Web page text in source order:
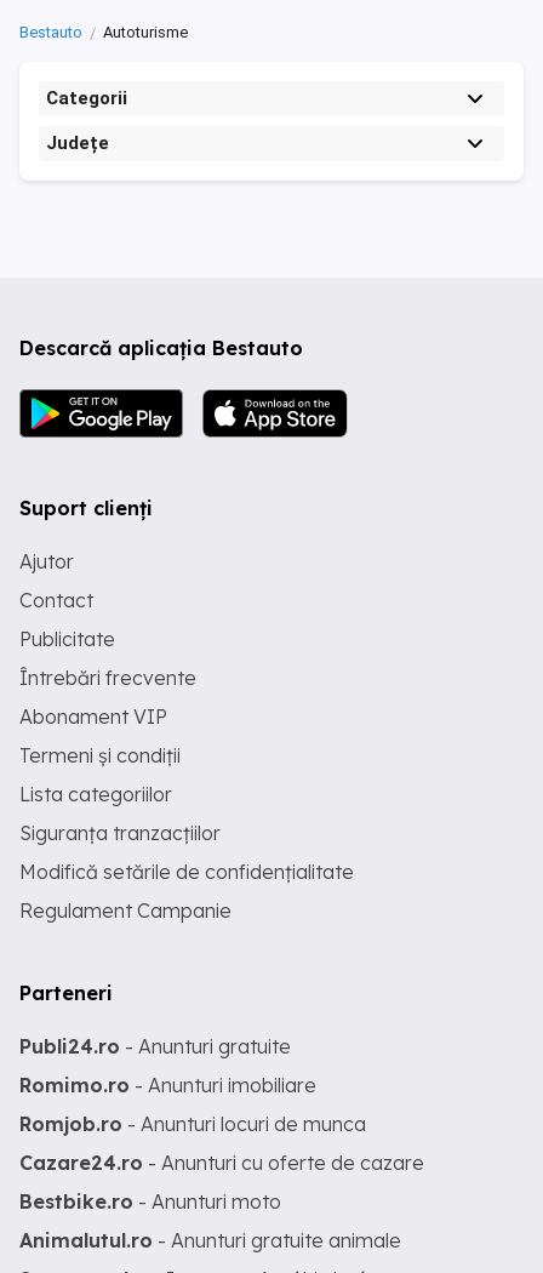
Bestauto Autoturisme
Categorii
Județe
Descarcă aplicația Bestauto
Suport clienți
Ajutor
Contact
Publicitate
Întrebări frecvente
Abonament VIP
Termeni și condiții
Lista categoriilor
Siguranța tranzacțiilor
Modifică setările de confidențialitate
Regulament Campanie
Parteneri
Publi24.ro - Anunturi gratuite
Romimo.ro - Anunturi imobiliare
Romjob.ro - Anunturi locuri de munca
Cazare24.ro - Anunturi cu oferte de cazare
Bestbike.ro - Anunturi moto
Animalutul.ro - Anunturi gratuite animale